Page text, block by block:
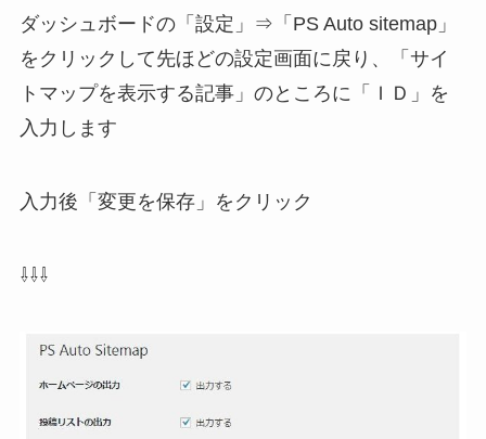
ダッシュボードの「設定」⇒「PS Auto sitemap」
をクリックして先ほどの設定画面に戻り、「サイ
トマップを表示する記事」のところに「ＩＤ」を
入力します
入力後「変更を保存」をクリック
⇩⇩⇩